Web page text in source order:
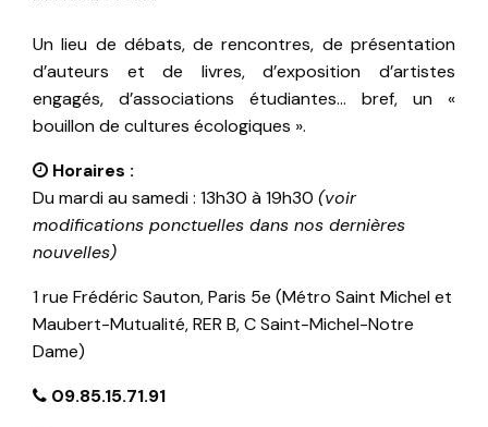
Un lieu de débats, de rencontres, de présentation
d’auteurs et de livres, d’exposition d’artistes
engagés, d’associations étudiantes… bref, un «
bouillon de cultures écologiques ».
Horaires :
Du mardi au samedi : 13h30 à 19h30 (voir
modifications ponctuelles dans nos dernières
nouvelles)
1 rue Frédéric Sauton, Paris 5e (Métro Saint Michel et
Maubert-Mutualité, RER B, C Saint-Michel-Notre
Dame)
09.85.15.71.91